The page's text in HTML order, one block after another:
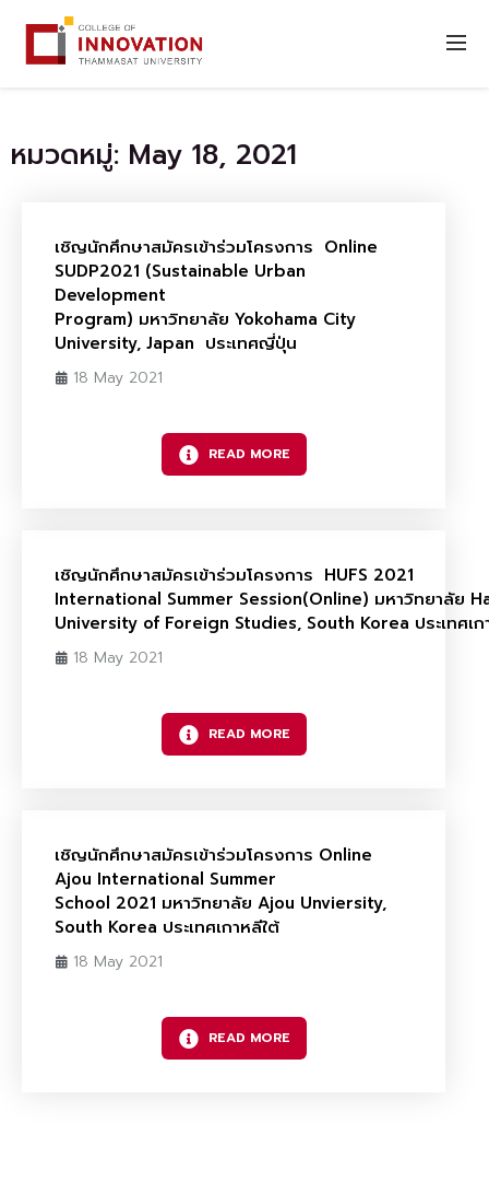
หมวดหมู่: May 18, 2021
เชิญนักศึกษาสมัครเข้าร่วมโครงการ Online
SUDP2021 (Sustainable Urban
Development
Program) มหาวิทยาลัย Yokohama City
University, Japan ประเทศญี่ปุ่น
18 May 2021
READ MORE
เชิญนักศึกษาสมัครเข้าร่วมโครงการ HUFS 2021
International Summer Session(Online) มหาวิทยาลัย
University of Foreign Studies, South Korea ประเทศเก
18 May 2021
READ MORE
เชิญนักศึกษาสมัครเข้าร่วมโครงการ Online
Ajou International Summer
School 2021 มหาวิทยาลัย Ajou Unviersity,
South Korea ประเทศเกาหลีใต้
18 May 2021
READ MORE